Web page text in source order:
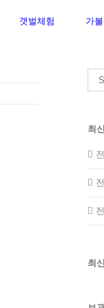
갯벌체험
가
for:
최
최